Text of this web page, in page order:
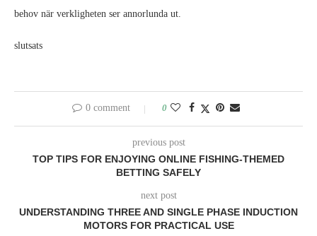
behov när verkligheten ser annorlunda ut.
slutsats
0 comment 0
previous post
TOP TIPS FOR ENJOYING ONLINE FISHING-THEMED
BETTING SAFELY
next post
UNDERSTANDING THREE AND SINGLE PHASE INDUCTION
MOTORS FOR PRACTICAL USE